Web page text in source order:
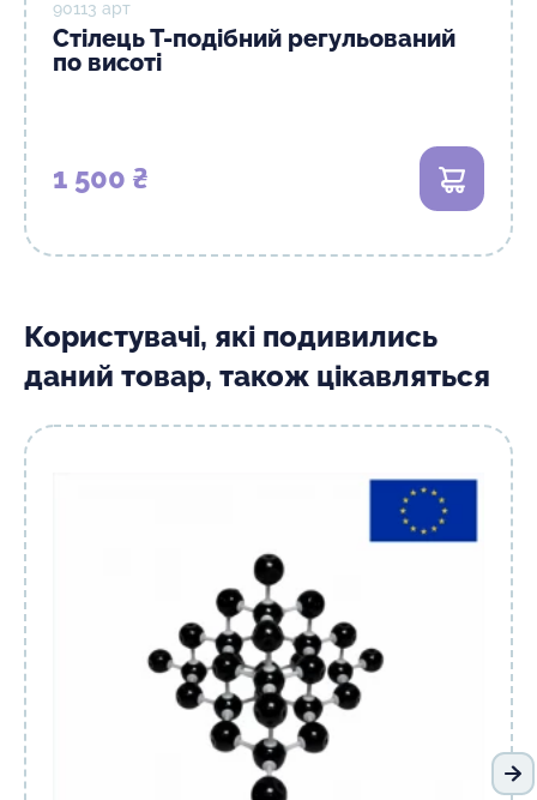
90113 арт
Стілець Т-подібний регульований
по висоті
1 500 ₴ В кошик
Користувачі, які подивились
даний товар, також цікавляться